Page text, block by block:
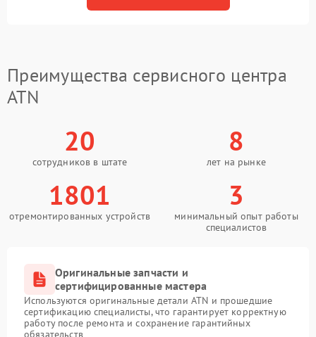
Преимущества сервисного центра
ATN
20
сотрудников в штате
8
лет на рынке
1801
отремонтированных устройств
3
минимальный опыт работы
специалистов
Оригинальные запчасти и
сертифицированные мастера
Используются оригинальные детали ATN и прошедшие
сертификацию специалисты, что гарантирует корректную
работу после ремонта и сохранение гарантийных
обязательств